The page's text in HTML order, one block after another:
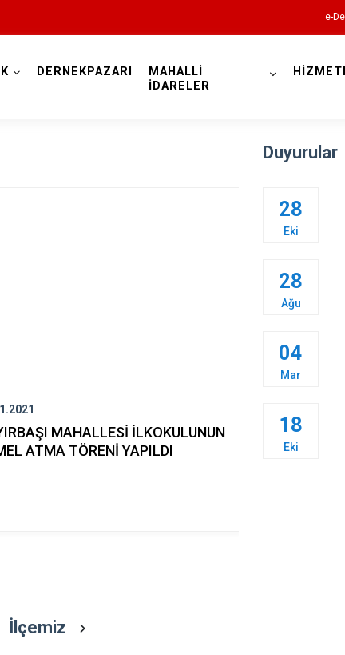
e-
Trabzon
Akçaabat
Arsin
Beşikdüzü
Çaykara
Düzköy
Hayrat
DERNEKPAZARI
MAHALLİ
İDARELER
MAHALLESİ İLKOKULUNUN
ATMA TÖRENİ YAPILDI
YAKLAŞTIK
Duyurular
28
Eki
28
Ağu
04
Mar
18
Eki
İlçemiz